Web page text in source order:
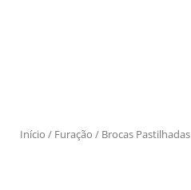
Início / Furação / Brocas Pastilhadas